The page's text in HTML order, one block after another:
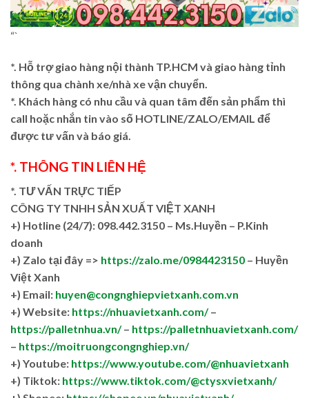
“`
*. Hỗ trợ giao hàng nội thành TP.HCM và giao hàng tỉnh
thông qua chành xe/nhà xe vận chuyển.
*. Khách hàng có nhu cầu và quan tâm đến sản phẩm thì
call hoặc nhắn tin vào số HOTLINE/ZALO/EMAIL để
được tư vấn và báo giá.
*. THÔNG TIN LIÊN HỆ
*. TƯ VẤN TRỰC TIẾP
CÔNG TY TNHH SẢN XUẤT VIỆT XANH
+) Hotline (24/7): 098.442.3150 – Ms.Huyền – P.Kinh
doanh
+) Zalo tại đây => https://zalo.me/0984423150 – Huyền
Việt Xanh
+) Email: huyen@congnghiepvietxanh.com.vn
+) Website: https://nhuavietxanh.com/–
https://palletnhua.vn/– https://palletnhuavietxanh.com/
– https://moitruongcongnghiep.vn/
+) Youtube: https://www.youtube.com/@nhuavietxanh
+) Tiktok: https://www.tiktok.com/@ctysxvietxanh/